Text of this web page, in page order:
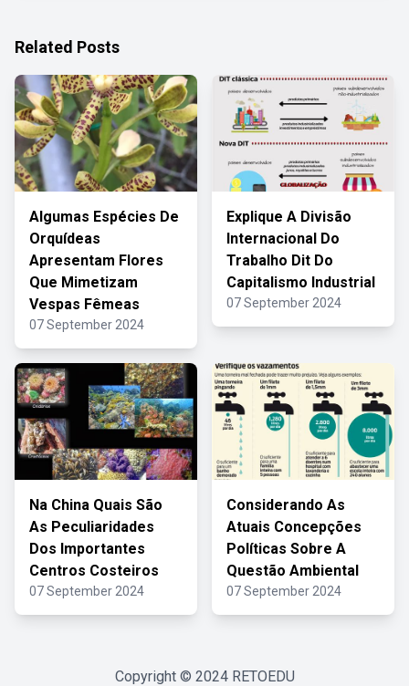
Related Posts
Algumas Espécies De
Orquídeas
Apresentam Flores
Que Mimetizam
Vespas Fêmeas
07 September 2024
Explique A Divisão
Internacional Do
Trabalho Dit Do
Capitalismo Industrial
07 September 2024
Na China Quais São
As Peculiaridades
Dos Importantes
Centros Costeiros
07 September 2024
Considerando As
Atuais Concepções
Políticas Sobre A
Questão Ambiental
07 September 2024
Copyright © 2024 RETOEDU